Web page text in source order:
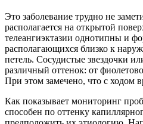
Это заболевание трудно не
располагается на открытой
телеангиэктазии однотипны и
располагающихся близко к
петель. Сосудистые звездочки
различный оттенок: от
При этом замечено, что с ходом
Как показывает мониторинг
способен по оттенку